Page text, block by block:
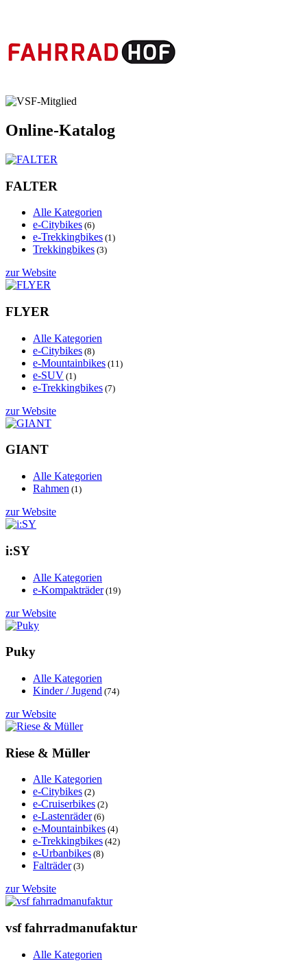
Online-Katalog
FALTER
Alle Kategorien
e-Citybikes (6)
e-Trekkingbikes (1)
Trekkingbikes (3)
zur Website
FLYER
Alle Kategorien
e-Citybikes (8)
e-Mountainbikes (11)
e-SUV (1)
e-Trekkingbikes (7)
zur Website
GIANT
Alle Kategorien
Rahmen (1)
zur Website
i:SY
Alle Kategorien
e-Kompakträder(19)
zur Website
Puky
Alle Kategorien
Kinder / Jugend (74)
zur Website
Riese & Müller
Alle Kategorien
e-Citybikes (2)
e-Cruiserbikes (2)
e-Lastenräder(6)
e-Mountainbikes (4)
e-Trekkingbikes (42)
e-Urbanbikes (8)
Falträder(3)
zur Website
vsf fahrradmanufaktur
Alle Kategorien